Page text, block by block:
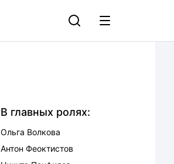
В главных ролях:
Ольга Волкова
Антон Феоктистов